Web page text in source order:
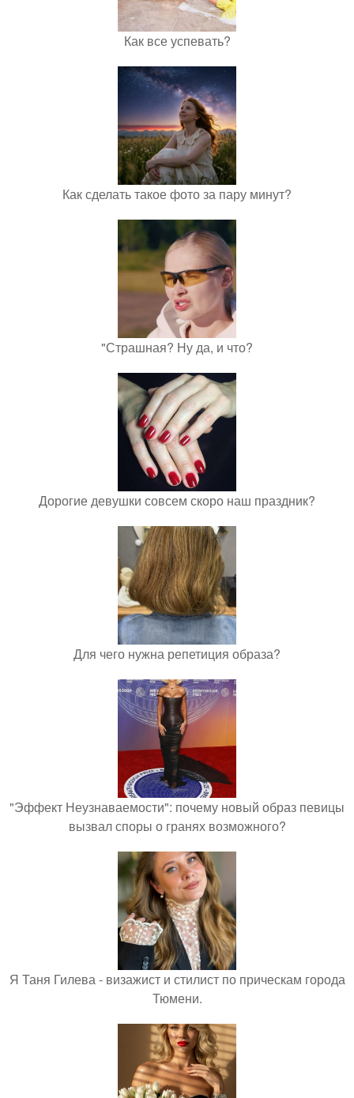
Как все успевать?
Как сделать такое фото за пару минут?
"Страшная? Ну да, и что?
Дорогие девушки совсем скоро наш праздник?
Для чего нужна репетиция образа?
"Эффект Неузнаваемости": почему новый образ певицы
вызвал споры о гранях возможного?
Я Таня Гилева - визажист и стилист по прическам города
Тюмени.